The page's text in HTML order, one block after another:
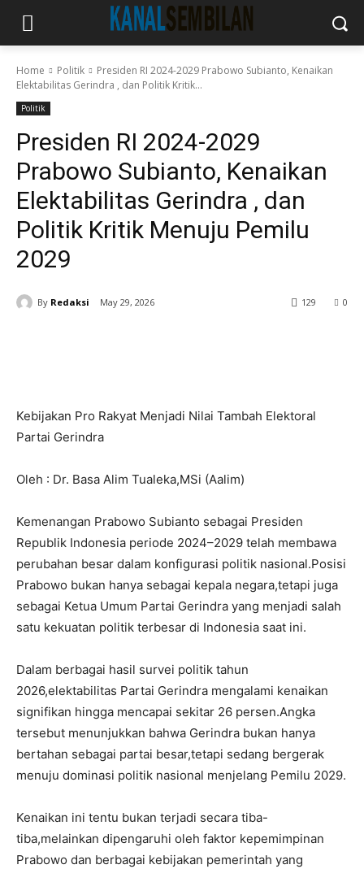
Home Politik
Presiden RI 2024-2029 Prabowo Subianto, Kenaikan
Elektabilitas Gerindra , dan Politik Kritik...
Politik
Presiden RI 2024-2029
Prabowo Subianto, Kenaikan
Elektabilitas Gerindra , dan
Politik Kritik Menuju Pemilu
2029
By Redaksi May 29, 2026 0
129
Kebijakan Pro Rakyat Menjadi Nilai Tambah Elektoral
Partai Gerindra
Oleh : Dr. Basa Alim Tualeka,MSi (Aalim)
Kemenangan Prabowo Subianto sebagai Presiden
Republik Indonesia periode 2024–2029 telah membawa
perubahan besar dalam konfigurasi politik nasional.Posisi
Prabowo bukan hanya sebagai kepala negara,tetapi juga
sebagai Ketua Umum Partai Gerindra yang menjadi salah
satu kekuatan politik terbesar di Indonesia saat ini.
Dalam berbagai hasil survei politik tahun
2026,elektabilitas Partai Gerindra mengalami kenaikan
signifikan hingga mencapai sekitar 26 persen.Angka
tersebut menunjukkan bahwa Gerindra bukan hanya
bertahan sebagai partai besar,tetapi sedang bergerak
menuju dominasi politik nasional menjelang Pemilu 2029.
Kenaikan ini tentu bukan terjadi secara tiba-
tiba,melainkan dipengaruhi oleh faktor kepemimpinan
Prabowo dan berbagai kebijakan pemerintah yang